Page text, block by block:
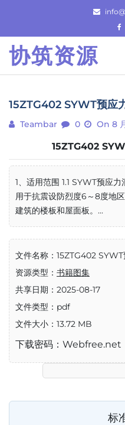
content
协筑资源
15ZTG402 SYWT预应
Teambar 0 On 8
15ZTG402
1、适用范围 1.1 SYWT预应
用于抗震设防烈度6～8度地
建筑的楼板和屋面板。...
文件名称：15ZTG402
资源类型： 书籍图集
共享日期：2025-08-17
文件类型：pdf
文件大小：13.72 MB
下载密码：Webfree.net
标